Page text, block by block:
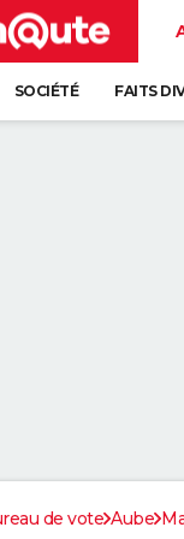
SOCIÉTÉ FAITS
de vote Aube